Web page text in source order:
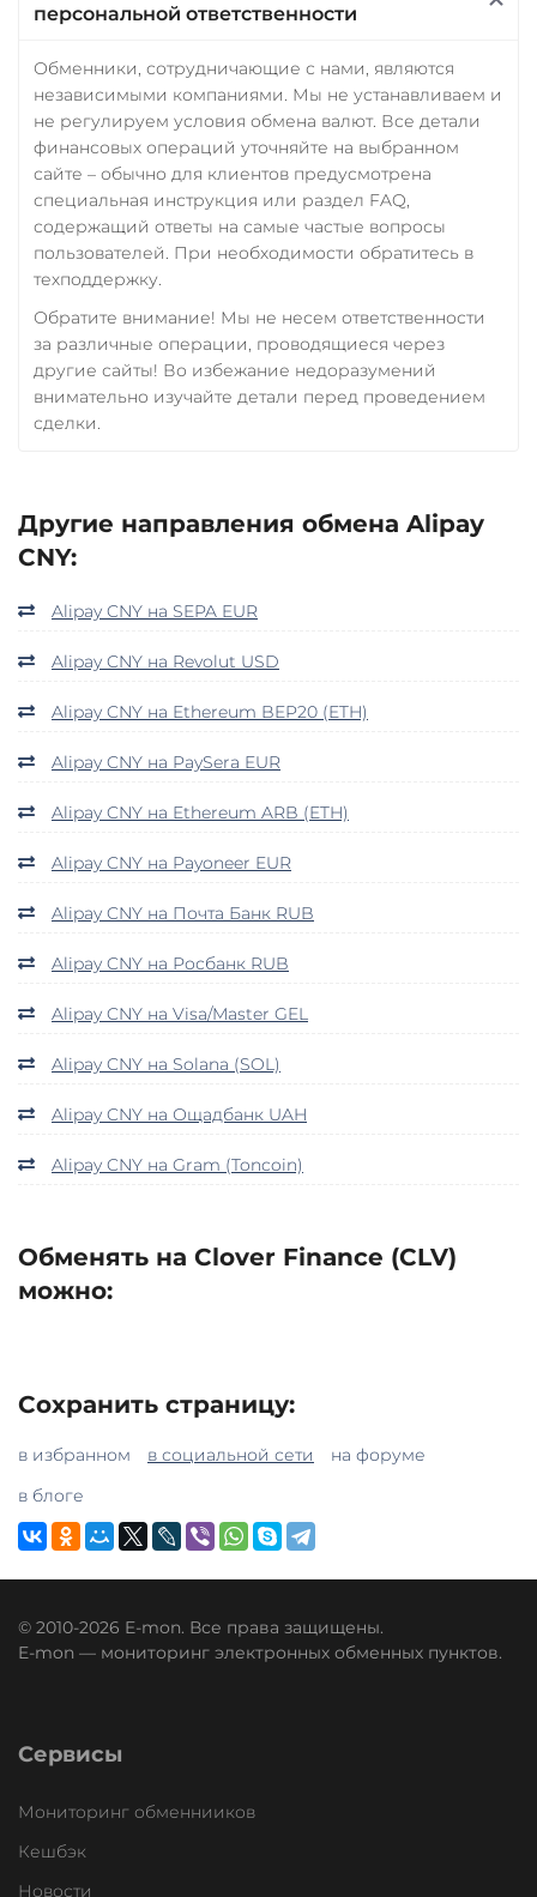
персональной ответственности
Обменники, сотрудничающие с нами, являются
независимыми компаниями. Мы не устанавливаем и
не регулируем условия обмена валют. Все детали
финансовых операций уточняйте на выбранном
сайте – обычно для клиентов предусмотрена
специальная инструкция или раздел FAQ,
содержащий ответы на самые частые вопросы
пользователей. При необходимости обратитесь в
техподдержку.
Обратите внимание! Мы не несем ответственности
за различные операции, проводящиеся через
другие сайты! Во избежание недоразумений
внимательно изучайте детали перед проведением
сделки.
Другие направления обмена Alipay
CNY:
Alipay CNY на SEPA EUR
Alipay CNY на Revolut USD
Alipay CNY на Ethereum BEP20 (ETH)
Alipay CNY на PaySera EUR
Alipay CNY на Ethereum ARB (ETH)
Alipay CNY на Payoneer EUR
Alipay CNY на Почта Банк RUB
Alipay CNY на Росбанк RUB
Alipay CNY на Visa/Master GEL
Alipay CNY на Solana (SOL)
Alipay CNY на Ощадбанк UAH
Alipay CNY на Gram (Toncoin)
Обменять на Clover Finance (CLV)
можно:
Сохранить страницу:
в избранном в социальной сети
на форуме
в блоге
© 2010-2026 E-mon. Все права защищены.
E-mon — мониторинг электронных обменных пунктов.
Сервисы
Мониторинг обменнииков
Кешбэк
Новости